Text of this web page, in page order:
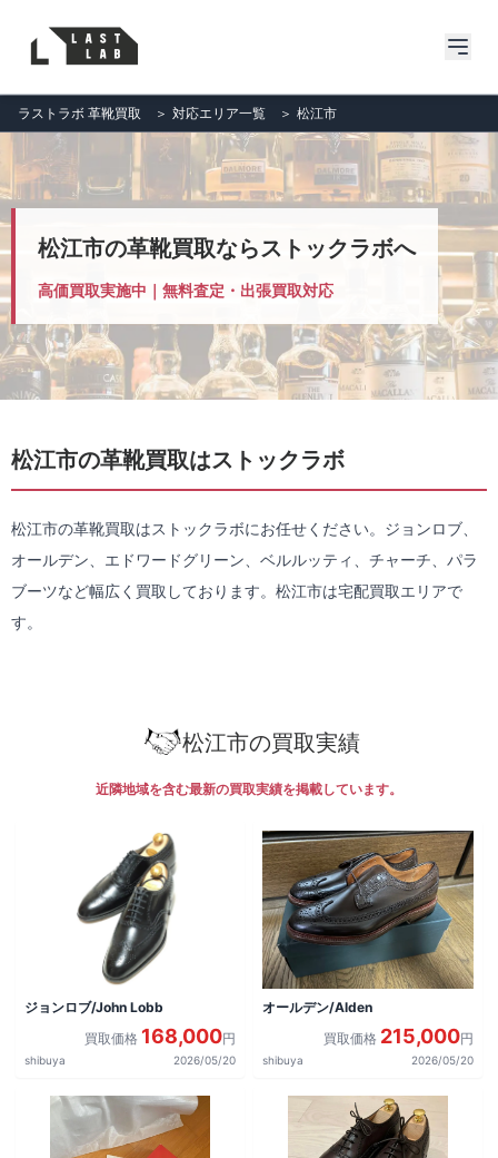
ラストラボ 革靴買取 ＞ 対応エリア一覧 ＞ 松江市
松江市の革靴買取ならストックラボへ
高価買取実施中｜無料査定・出張買取対応
松江市の革靴買取はストックラボ
松江市の革靴買取はストックラボにお任せください。ジョンロブ、
オールデン、エドワードグリーン、ベルルッティ、チャーチ、パラ
ブーツなど幅広く買取しております。松江市は宅配買取エリアで
す。
松江市の買取実績
近隣地域を含む最新の買取実績を掲載しています。
ジョンロブ/John Lobb
買取価格 168,000円
shibuya 2026/05/20
オールデン/Alden
買取価格 215,000円
shibuya 2026/05/20